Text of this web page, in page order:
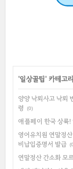
'일상꿀팁' 카테고
양양 낙뢰사고 낙뢰
령
(0)
애플페이 한국 상륙
영어유치원 연말정
비납입증명서 발급
연말정산 간소화 모